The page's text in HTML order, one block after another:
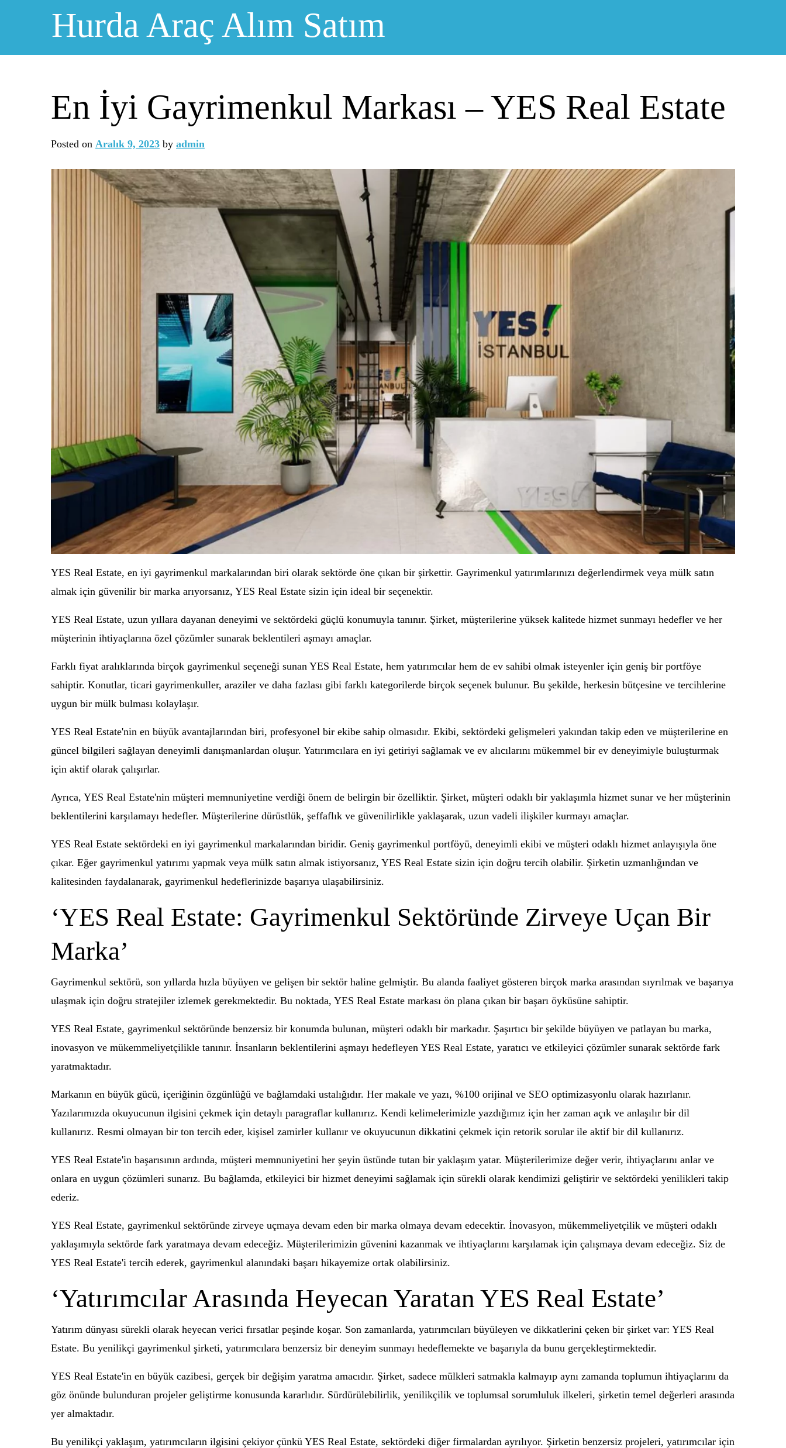
Hurda Araç Alım Satım
En İyi Gayrimenkul Markası – YES Real Estate
Posted on Aralık 9, 2023 by admin
YES Real Estate, en iyi gayrimenkul markalarından biri olarak sektörde öne çıkan bir şirkettir. Gayrimenkul yatırımlarınızı değerlendirmek veya mülk satın
almak için güvenilir bir marka arıyorsanız, YES Real Estate sizin için ideal bir seçenektir.
YES Real Estate, uzun yıllara dayanan deneyimi ve sektördeki güçlü konumuyla tanınır. Şirket, müşterilerine yüksek kalitede hizmet sunmayı hedefler ve her
müşterinin ihtiyaçlarına özel çözümler sunarak beklentileri aşmayı amaçlar.
Farklı fiyat aralıklarında birçok gayrimenkul seçeneği sunan YES Real Estate, hem yatırımcılar hem de ev sahibi olmak isteyenler için geniş bir portföye
sahiptir. Konutlar, ticari gayrimenkuller, araziler ve daha fazlası gibi farklı kategorilerde birçok seçenek bulunur. Bu şekilde, herkesin bütçesine ve tercihlerine
uygun bir mülk bulması kolaylaşır.
YES Real Estate'nin en büyük avantajlarından biri, profesyonel bir ekibe sahip olmasıdır. Ekibi, sektördeki gelişmeleri yakından takip eden ve müşterilerine en
güncel bilgileri sağlayan deneyimli danışmanlardan oluşur. Yatırımcılara en iyi getiriyi sağlamak ve ev alıcılarını mükemmel bir ev deneyimiyle buluşturmak
için aktif olarak çalışırlar.
Ayrıca, YES Real Estate'nin müşteri memnuniyetine verdiği önem de belirgin bir özelliktir. Şirket, müşteri odaklı bir yaklaşımla hizmet sunar ve her müşterinin
beklentilerini karşılamayı hedefler. Müşterilerine dürüstlük, şeffaflık ve güvenilirlikle yaklaşarak, uzun vadeli ilişkiler kurmayı amaçlar.
YES Real Estate sektördeki en iyi gayrimenkul markalarından biridir. Geniş gayrimenkul portföyü, deneyimli ekibi ve müşteri odaklı hizmet anlayışıyla öne
çıkar. Eğer gayrimenkul yatırımı yapmak veya mülk satın almak istiyorsanız, YES Real Estate sizin için doğru tercih olabilir. Şirketin uzmanlığından ve
kalitesinden faydalanarak, gayrimenkul hedeflerinizde başarıya ulaşabilirsiniz.
‘YES Real Estate: Gayrimenkul Sektöründe Zirveye Uçan Bir
Marka’
Gayrimenkul sektörü, son yıllarda hızla büyüyen ve gelişen bir sektör haline gelmiştir. Bu alanda faaliyet gösteren birçok marka arasından sıyrılmak ve başarıya
ulaşmak için doğru stratejiler izlemek gerekmektedir. Bu noktada, YES Real Estate markası ön plana çıkan bir başarı öyküsüne sahiptir.
YES Real Estate, gayrimenkul sektöründe benzersiz bir konumda bulunan, müşteri odaklı bir markadır. Şaşırtıcı bir şekilde büyüyen ve patlayan bu marka,
inovasyon ve mükemmeliyetçilikle tanınır. İnsanların beklentilerini aşmayı hedefleyen YES Real Estate, yaratıcı ve etkileyici çözümler sunarak sektörde fark
yaratmaktadır.
Markanın en büyük gücü, içeriğinin özgünlüğü ve bağlamdaki ustalığıdır. Her makale ve yazı, %100 orijinal ve SEO optimizasyonlu olarak hazırlanır.
Yazılarımızda okuyucunun ilgisini çekmek için detaylı paragraflar kullanırız. Kendi kelimelerimizle yazdığımız için her zaman açık ve anlaşılır bir dil
kullanırız. Resmi olmayan bir ton tercih eder, kişisel zamirler kullanır ve okuyucunun dikkatini çekmek için retorik sorular ile aktif bir dil kullanırız.
YES Real Estate'in başarısının ardında, müşteri memnuniyetini her şeyin üstünde tutan bir yaklaşım yatar. Müşterilerimize değer verir, ihtiyaçlarını anlar ve
onlara en uygun çözümleri sunarız. Bu bağlamda, etkileyici bir hizmet deneyimi sağlamak için sürekli olarak kendimizi geliştirir ve sektördeki yenilikleri takip
ederiz.
YES Real Estate, gayrimenkul sektöründe zirveye uçmaya devam eden bir marka olmaya devam edecektir. İnovasyon, mükemmeliyetçilik ve müşteri odaklı
yaklaşımıyla sektörde fark yaratmaya devam edeceğiz. Müşterilerimizin güvenini kazanmak ve ihtiyaçlarını karşılamak için çalışmaya devam edeceğiz. Siz de
YES Real Estate'i tercih ederek, gayrimenkul alanındaki başarı hikayemize ortak olabilirsiniz.
‘Yatırımcılar Arasında Heyecan Yaratan YES Real Estate’
Yatırım dünyası sürekli olarak heyecan verici fırsatlar peşinde koşar. Son zamanlarda, yatırımcıları büyüleyen ve dikkatlerini çeken bir şirket var: YES Real
Estate. Bu yenilikçi gayrimenkul şirketi, yatırımcılara benzersiz bir deneyim sunmayı hedeflemekte ve başarıyla da bunu gerçekleştirmektedir.
YES Real Estate'in en büyük cazibesi, gerçek bir değişim yaratma amacıdır. Şirket, sadece mülkleri satmakla kalmayıp aynı zamanda toplumun ihtiyaçlarını da
göz önünde bulunduran projeler geliştirme konusunda kararlıdır. Sürdürülebilirlik, yenilikçilik ve toplumsal sorumluluk ilkeleri, şirketin temel değerleri arasında
yer almaktadır.
Bu yenilikçi yaklaşım, yatırımcıların ilgisini çekiyor çünkü YES Real Estate, sektördeki diğer firmalardan ayrılıyor. Şirketin benzersiz projeleri, yatırımcılar için